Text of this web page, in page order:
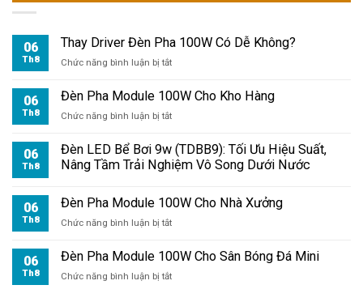
06
Th8
Thay Driver Đèn Pha 100W Có Dễ Không?
Chức năng bình luận bị tắtở
Driver
Pha
Có
Dễ
06
Th8
Đèn Pha Module 100W Cho Kho Hàng
Chức năng bình luận bị tắtở
Pha
Module
100W
Kho
06
Th8
Đèn LED Bể Bơi 9w (TDBB9): Tối Ưu Hiệu Suất,
Nâng Tầm Trải Nghiệm Vô Song Dưới Nước
06
Th8
Đèn Pha Module 100W Cho Nhà Xưởng
Chức năng bình luận bị tắtở
Pha
100W
06
Th8
Đèn Pha Module 100W Cho Sân Bóng Đá Mini
Chức năng bình luận bị tắtở